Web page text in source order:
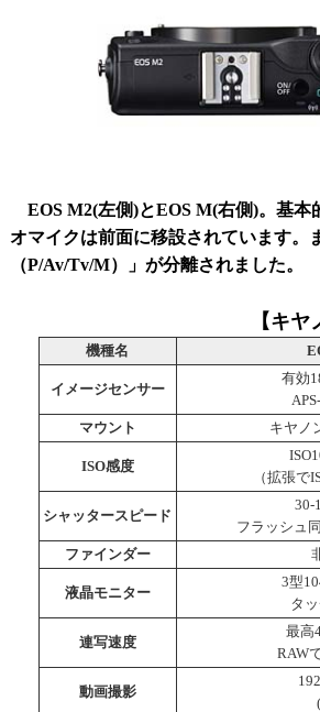
EOS M2(左側)とEOS M(右側)。基本
オマイクは前面に移設されています。
（P/Av/Tv/M）」が分離されました。
【キ
機種名
イメージセンサー
有効
マウント キヤノ
ISO感度
（拡張で
シャッタースピード
30-
フラッシュ
ファインダー
液晶モニター
3型
タ
連写速度
最高
RAW
動画撮影